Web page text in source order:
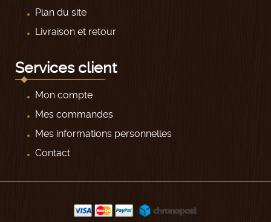
Plan du site
Livraison et retour
Services client
Mon compte
Mes commandes
Mes informations personnelles
Contact